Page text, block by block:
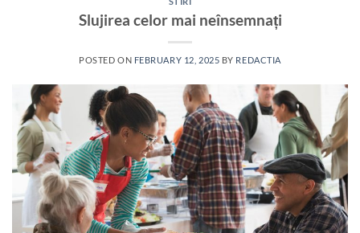
Slujirea celor mai neînsemnați
POSTED ON FEBRUARY 12, 2025 BY REDACTIA